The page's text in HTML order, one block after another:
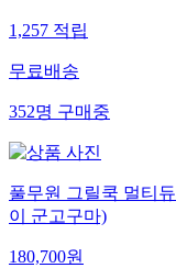
1,257 적립
무료배송
352명 구매중
풀무원 그릴쿡 멀티
이 군고구마)
180,700원